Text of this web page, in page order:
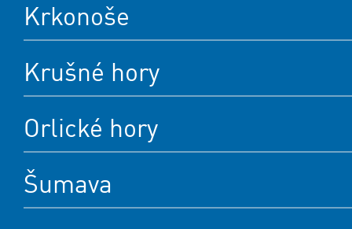
Krkonoše
Krušné hory
Orlické hory
Šumava